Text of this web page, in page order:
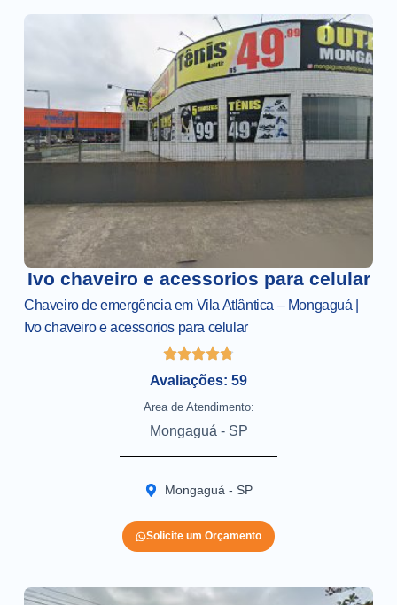
Ivo chaveiro e acessorios para celular
Chaveiro de emergência em Vila Atlântica – Mongaguá |
Ivo chaveiro e acessorios para celular
Avaliações: 59
Area de Atendimento:
Mongaguá - SP
Mongaguá - SP
Solicite um Orçamento